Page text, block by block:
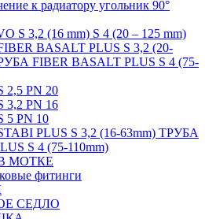
к радиатору угольник 90°
S 3,2 (16 mm) S 4 (20 – 125 mm)
BASALT PLUS S 3,2 (20-
FIBER BASALT PLUS S 4 (75-
2,5 PN 20
3,2 PN 16
5 PN 10
PLUS S 3,2 (16-63mm) ТРУБА
S 4 (75-110mm)
МОТКЕ
фитинги
СЕДЛО